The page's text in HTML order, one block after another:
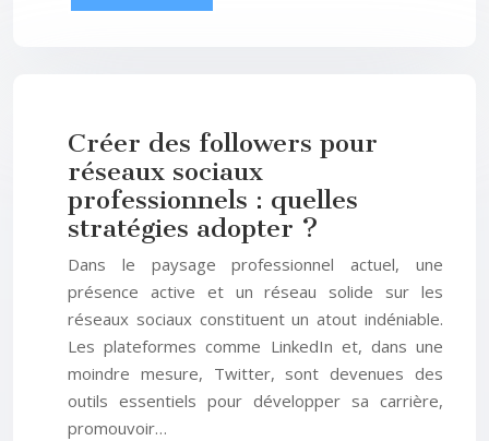
Créer des followers pour
réseaux sociaux
professionnels : quelles
stratégies adopter ?
Dans le paysage professionnel actuel, une
présence active et un réseau solide sur les
réseaux sociaux constituent un atout indéniable.
Les plateformes comme LinkedIn et, dans une
moindre mesure, Twitter, sont devenues des
outils essentiels pour développer sa carrière,
promouvoir…